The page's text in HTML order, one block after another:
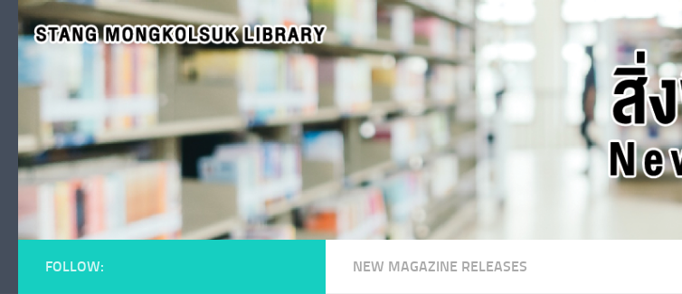
Skip to content
NEW MAGAZINE RELEASES
FOLLOW: